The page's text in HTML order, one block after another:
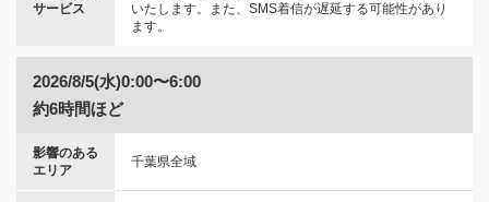
サービス
いたします。また、SMS着信が遅延する可能性があり
ます。
2026/8/5(水)0:00〜6:00
約6時間ほど
影響のある
エリア
千葉県全域